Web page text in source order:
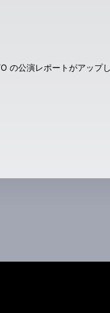
の公演レポートがアップ